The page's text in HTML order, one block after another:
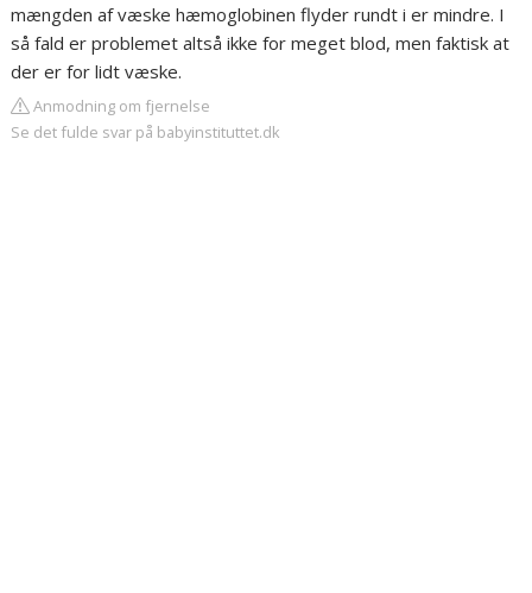
mængden af væske hæmoglobinen flyder rundt i er mindre. I
så fald er problemet altså ikke for meget blod, men faktisk at
der er for lidt væske.
Anmodning om fjernelse
Se det fulde svar på babyinstituttet.dk